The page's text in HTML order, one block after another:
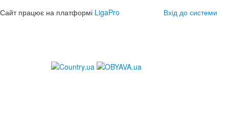
Сайт працює на платформі LigaPro Вхід до системи